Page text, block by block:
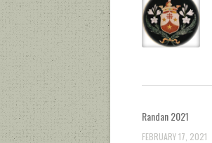
Randan 2021
FEBRUARY 17, 2021